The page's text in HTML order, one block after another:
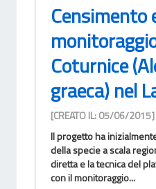
Censimento
Coturnice
graeca) nel
[CREATO IL: 05/06/2015]
Il progetto ha
della specie a scala
diretta e la tecnica del
con il monitoraggio...